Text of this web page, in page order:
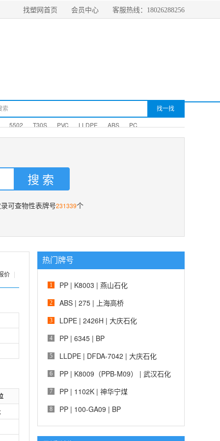
找塑网首页 会员中心 客服热线：18026288256
5502 T30S PVC LLDPE ABS PC
录可查物性表牌号231339个
价
热门牌号
1 PP | K8003 | 燕山石化
2 ABS | 275 | 上海高桥
3 LDPE | 2426H | 大庆石化
4 PP | 6345 | BP
5 LLDPE | DFDA-7042 | 大庆石化
6 PP | K8009（PPB-M09） | 武汉石化
7 PP | 1102K | 神华宁煤
8 PP | 100-GA09 | BP